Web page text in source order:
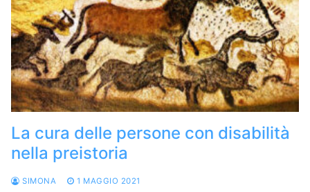
La cura delle persone con disabilità
nella preistoria
SIMONA 1 MAGGIO 2021